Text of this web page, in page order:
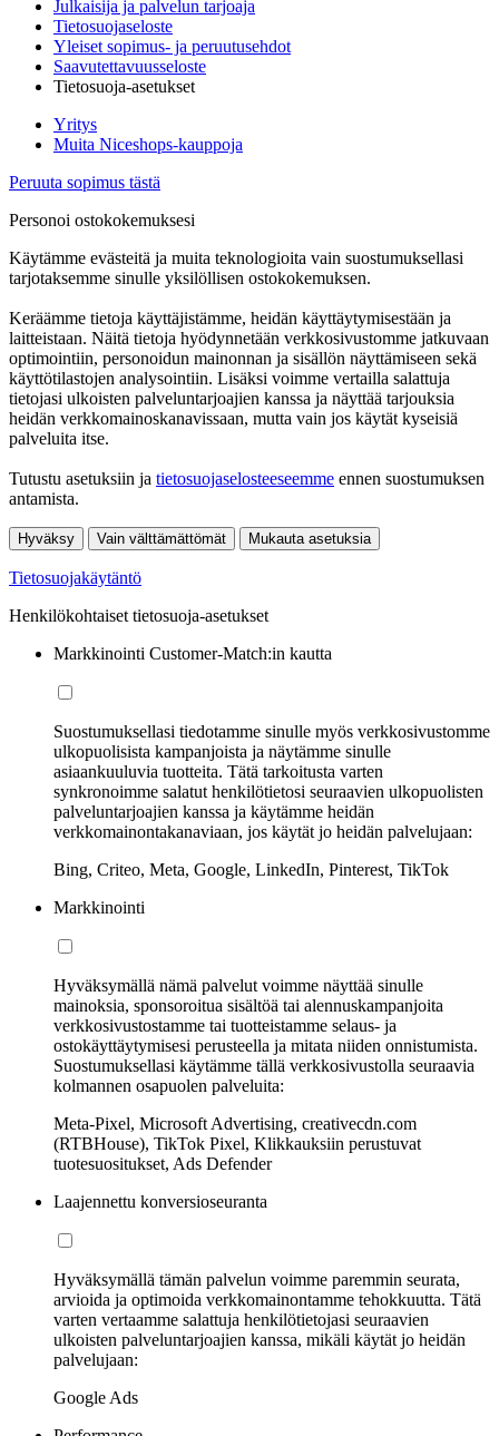
Julkaisija ja palvelun tarjoaja
Tietosuojaseloste
Yleiset sopimus- ja peruutusehdot
Saavutettavuusseloste
Tietosuoja-asetukset
Yritys
Muita Niceshops-kauppoja
Peruuta sopimus tästä
Personoi ostokokemuksesi
Käytämme evästeitä ja muita teknologioita vain suostumuksellasi
tarjotaksemme sinulle yksilöllisen ostokokemuksen.
Keräämme tietoja käyttäjistämme, heidän käyttäytymisestään ja
laitteistaan. Näitä tietoja hyödynnetään verkkosivustomme jatkuvaan
optimointiin, personoidun mainonnan ja sisällön näyttämiseen sekä
käyttötilastojen analysointiin. Lisäksi voimme vertailla salattuja
tietojasi ulkoisten palveluntarjoajien kanssa ja näyttää tarjouksia
heidän verkkomainoskanavissaan, mutta vain jos käytät kyseisiä
palveluita itse.
Tutustu asetuksiin ja tietosuojaselosteeseemme ennen suostumuksen
antamista.
Hyväksy Vain välttämättömät Mukauta asetuksia
Tietosuojakäytäntö
Henkilökohtaiset tietosuoja-asetukset
Markkinointi Customer-Match:in kautta
Suostumuksellasi tiedotamme sinulle myös verkkosivustomme
ulkopuolisista kampanjoista ja näytämme sinulle
asiaankuuluvia tuotteita. Tätä tarkoitusta varten
synkronoimme salatut henkilötietosi seuraavien ulkopuolisten
palveluntarjoajien kanssa ja käytämme heidän
verkkomainontakanaviaan, jos käytät jo heidän palvelujaan:
Bing, Criteo, Meta, Google, LinkedIn, Pinterest, TikTok
Markkinointi
Hyväksymällä nämä palvelut voimme näyttää sinulle
mainoksia, sponsoroitua sisältöä tai alennuskampanjoita
verkkosivustostamme tai tuotteistamme selaus- ja
ostokäyttäytymisesi perusteella ja mitata niiden onnistumista.
Suostumuksellasi käytämme tällä verkkosivustolla seuraavia
kolmannen osapuolen palveluita:
Meta-Pixel, Microsoft Advertising, creativecdn.com
(RTBHouse), TikTok Pixel, Klikkauksiin perustuvat
tuotesuositukset, Ads Defender
Laajennettu konversioseuranta
Hyväksymällä tämän palvelun voimme paremmin seurata,
arvioida ja optimoida verkkomainontamme tehokkuutta. Tätä
varten vertaamme salattuja henkilötietojasi seuraavien
ulkoisten palveluntarjoajien kanssa, mikäli käytät jo heidän
palvelujaan:
Google Ads